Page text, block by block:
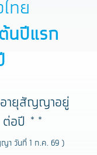
ทย
นปีแรก
อายุสัญญาอยู่
ต่อปี **
า วันที่ 1 ก.ค. 69 )